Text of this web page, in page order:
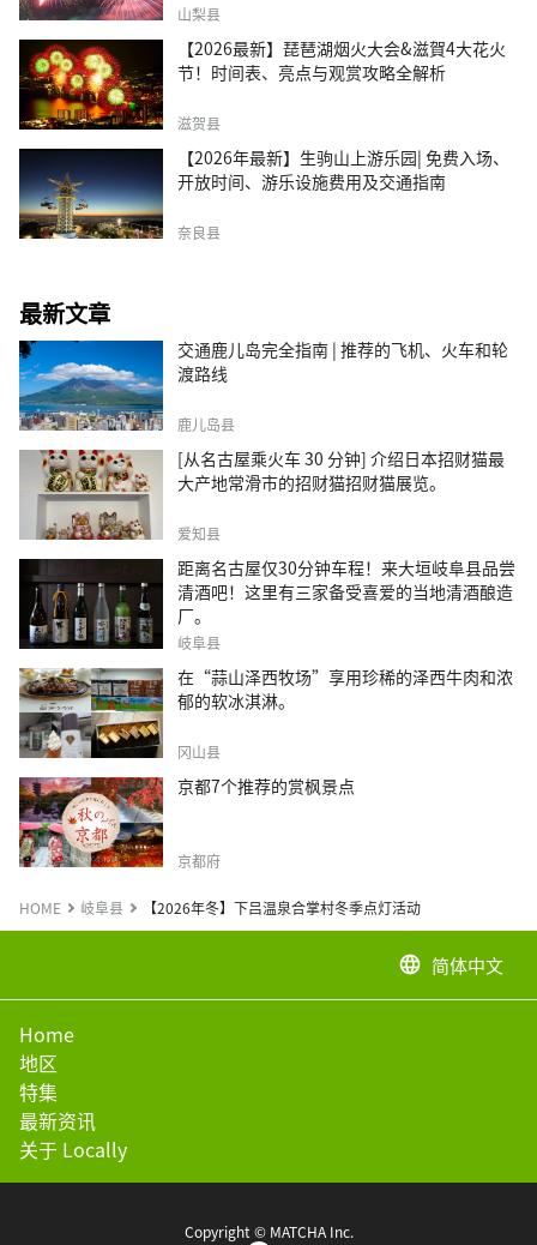
山梨县
【2026最新】琵琶湖烟火大会&滋賀4大花火
节！时间表、亮点与观赏攻略全解析
滋贺县
【2026年最新】生驹山上游乐园| 免费入场、
开放时间、游乐设施费用及交通指南
奈良县
最新文章
交通鹿儿岛完全指南 | 推荐的飞机、火车和轮
渡路线
鹿儿岛县
[从名古屋乘火车 30 分钟] 介绍日本招财猫最
大产地常滑市的招财猫招财猫展览。
爱知县
距离名古屋仅30分钟车程！来大垣岐阜县品尝
清酒吧！这里有三家备受喜爱的当地清酒酿造
厂。
岐阜县
在“蒜山泽西牧场”享用珍稀的泽西牛肉和浓
郁的软冰淇淋。
冈山县
京都7个推荐的赏枫景点
京都府
HOME 岐阜县 【2026年冬】下吕温泉合掌村冬季点灯活动
language 简体中文
Home
地区
特集
最新资讯
关于 Locally
Copyright © MATCHA Inc.